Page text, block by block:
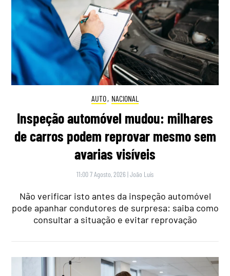
AUTO, NACIONAL
Inspeção automóvel mudou: milhares
de carros podem reprovar mesmo sem
avarias visíveis
11:00 7 Agosto, 2026 |João Luís
Não verificar isto antes da inspeção automóvel
pode apanhar condutores de surpresa: saiba como
consultar a situação e evitar reprovação